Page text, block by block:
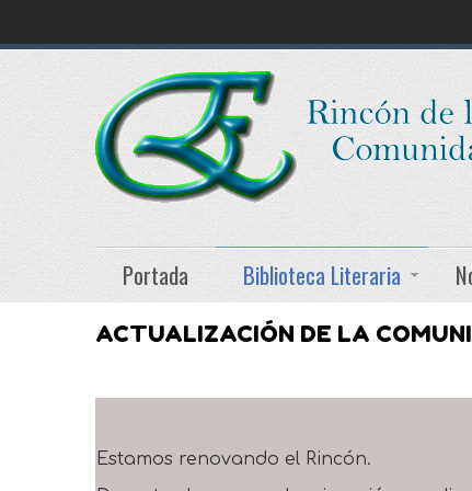
Portada Biblioteca Literaria
ACTUALIZACIÓN DE LA
Estamos renovando el Rincón.